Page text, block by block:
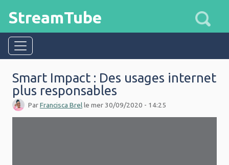
StreamTube
Smart Impact : Des usages internet
plus responsables
ParFrancisca Brelle mer 30/09/2020 - 14:25